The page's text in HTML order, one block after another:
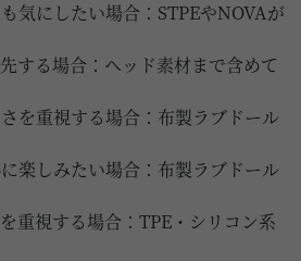
気にしたい場合：STPEやNOVAが
する場合：ヘッド素材まで含めて
を重視する場合：布製ラブドール
楽しみたい場合：布製ラブドール
重視する場合：TPE・シリコン系